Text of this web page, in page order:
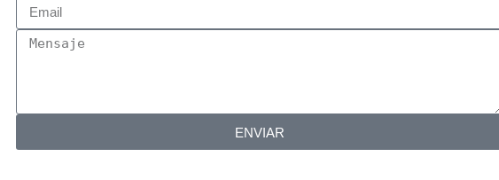
ENVIAR